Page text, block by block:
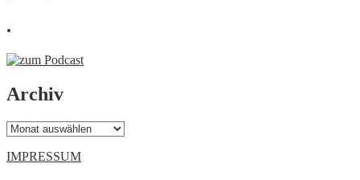
.
Archiv
Archiv
IMPRESSUM